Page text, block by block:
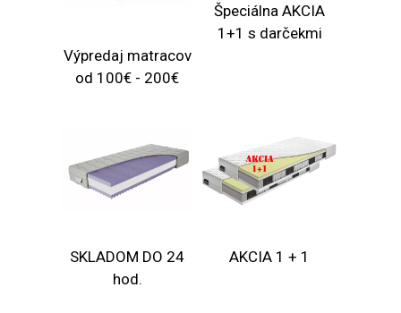
Výpredaj matracov
od 100€ - 200€
Špeciálna AKCIA
1+1 s darčekmi
SKLADOM DO 24
hod.
AKCIA 1 + 1